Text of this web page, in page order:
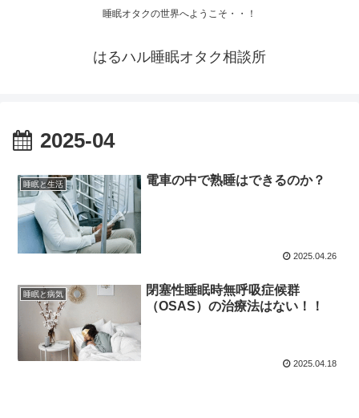
睡眠オタクの世界へようこそ・・！
はるハル睡眠オタク相談所
2025-04
睡眠と生活 電車の中で熟睡はできるのか？
2025.04.26
睡眠と病気
閉塞性睡眠時無呼吸症候群
（OSAS）の治療法はない！！
2025.04.18